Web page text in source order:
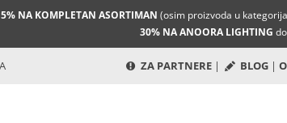
NA KOMPLETAN ASORTIMAN (osim proizvoda u
30% NA ANOORA LIGHTING
ZA PARTNERE | BLOG |